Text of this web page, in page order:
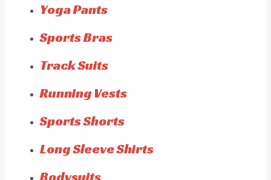
Yoga Pants
Sports Bras
Track Suits
Running Vests
Sports Shorts
Long Sleeve Shirts
Bodysuits